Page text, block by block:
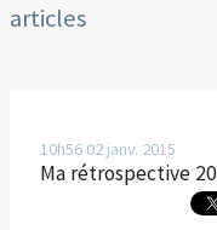
articles
10h56 02 janv. 2015
Ma rétrospective